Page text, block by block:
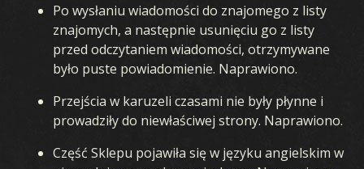
Po wysłaniu wiadomości do znajomego z listy
znajomych, a następnie usunięciu go z listy
przed odczytaniem wiadomości, otrzymywane
było puste powiadomienie. Naprawiono.
Przejścia w karuzeli czasami nie były płynne i
prowadziły do niewłaściwej strony. Naprawiono.
Część Sklepu pojawiła się w języku angielskim w